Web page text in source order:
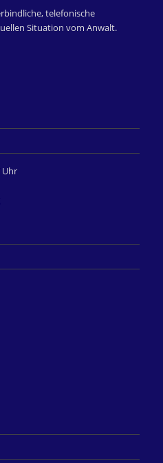
telefonische
Situation vom Anwalt.
Uhr